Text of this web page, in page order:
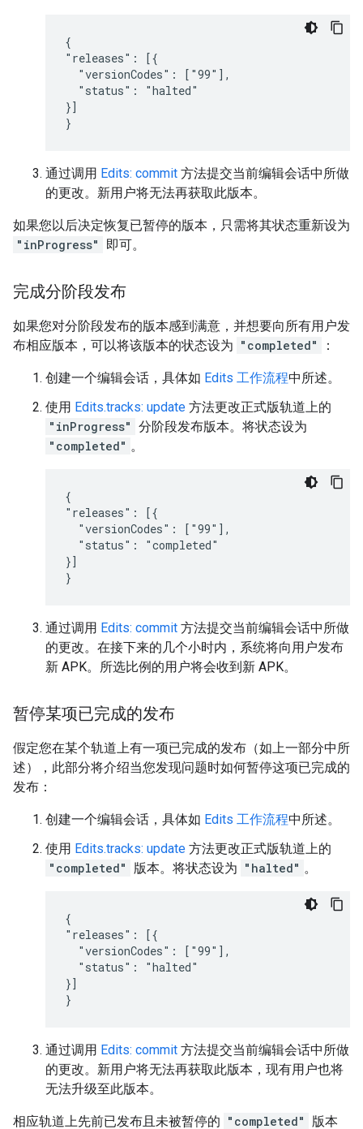
{
"releases": [{
  "versionCodes": ["99"],
  "status": "halted"
}]
}
通过调用 Edits: commit 方法提交当前编辑会话中所做
的更改。新用户将无法再获取此版本。
如果您以后决定恢复已暂停的版本，只需将其状态重新设为
"inProgress"
即可。
完成分阶段发布
如果您对分阶段发布的版本感到满意，并想要向所有用户发
布相应版本，可以将该版本的状态设为 "completed" ：
创建一个编辑会话，具体如 Edits 工作流程中所述。
使用 Edits.tracks: update 方法更改正式版轨道上的
"inProgress" 分阶段发布版本。将状态设为
"completed" 。
{
"releases": [{
  "versionCodes": ["99"],
  "status": "completed"
}]
}
通过调用 Edits: commit 方法提交当前编辑会话中所做
的更改。在接下来的几个小时内，系统将向用户发布
新 APK。所选比例的用户将会收到新 APK。
暂停某项已完成的发布
假定您在某个轨道上有一项已完成的发布（如上一部分中所
述），此部分将介绍当您发现问题时如何暂停这项已完成的
发布：
创建一个编辑会话，具体如 Edits 工作流程中所述。
使用 Edits.tracks: update 方法更改正式版轨道上的
"completed"
版本。将状态设为 "halted" 。
{
"releases": [{
  "versionCodes": ["99"],
  "status": "halted"
}]
}
通过调用 Edits: commit 方法提交当前编辑会话中所做
的更改。新用户将无法再获取此版本，现有用户也将
无法升级至此版本。
相应轨道上先前已发布且未被暂停的 "completed" 版本